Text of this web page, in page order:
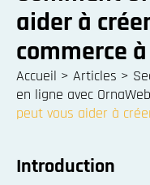
aider à
commerce
Accueil > Articles >
en ligne avec
peut vous aider à
Introduction